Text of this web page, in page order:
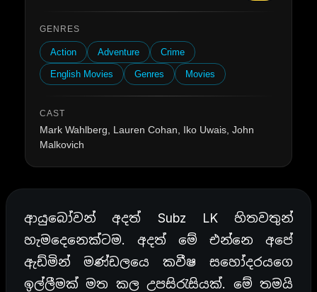
GENRES
Action Adventure Crime
English Movies Genres Movies
CAST
Mark Wahlberg, Lauren Cohan, Iko Uwais, John
Malkovich
ආයුබෝවන් අදත් Subz LK හිතවතුන්
හැමදෙනෙක්ටම. අදත් මේ එන්නෙ අපේ
ඇඩ්මින් මණ්ඩලයෙ කවීෂ සහෝදරයගෙ
ඉල්ලීමක් මත කල උපසිරැසියක්. මේ තමයි